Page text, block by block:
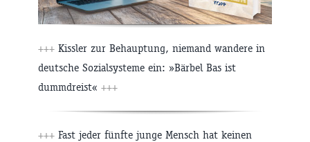
+++ Kissler zur Behauptung, niemand wandere in
deutsche Sozialsysteme ein: »Bärbel Bas ist
dummdreist« +++
+++ Fast jeder fünfte junge Mensch hat keinen